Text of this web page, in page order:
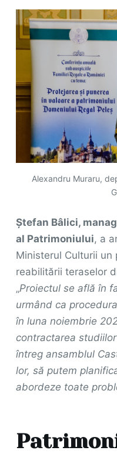
Alexandru Muraru,
Ștefan Bâlici,
al Patrimoniului, a
Ministerul Culturii
reabilitării teraselor
„Proiectul se află în
urmând ca
în luna noiembrie
contractarea
întreg ansamblul
lor, să putem
abordeze toate